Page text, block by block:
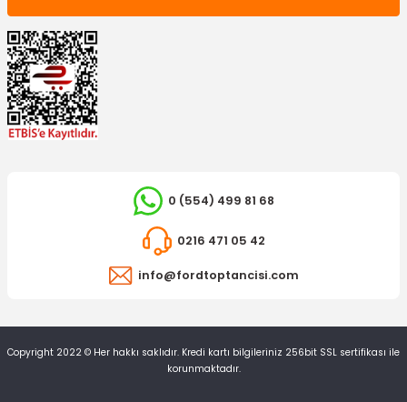
10.095,15 TL
LUK
Debriyaj Seti Mondeo 2.0 Motor 145Ps Benzinli
0 (554) 499 81 68
0216 471 05 42
info@fordtoptancisi.com
Copyright 2022 © Her hakkı saklıdır. Kredi kartı bilgileriniz 256bit SSL sertifikası ile
korunmaktadır.